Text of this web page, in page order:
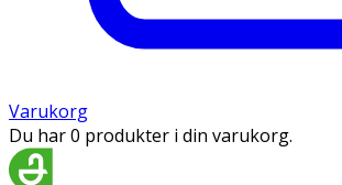
Varukorg
Du har 0 produkter i din varukorg.